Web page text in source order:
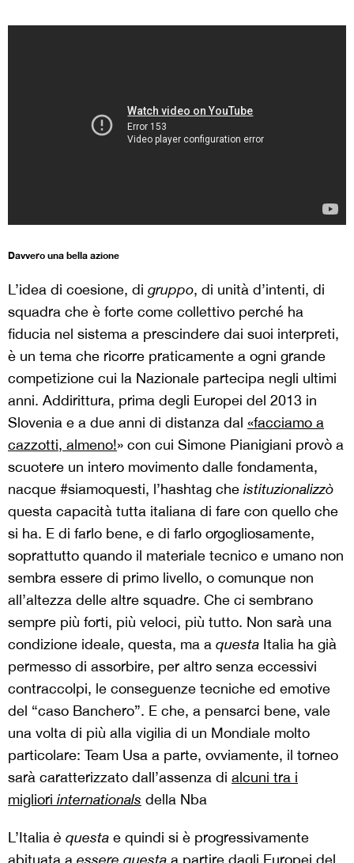
Davvero una bella azione
L’idea di coesione, di gruppo, di unità d’intenti, di
squadra che è forte come collettivo perché ha
fiducia nel sistema a prescindere dai suoi interpreti,
è un tema che ricorre praticamente a ogni grande
competizione cui la Nazionale partecipa negli ultimi
anni. Addirittura, prima degli Europei del 2013 in
Slovenia e a due anni di distanza dal «facciamo a
cazzotti, almeno!» con cui Simone Pianigiani provò a
scuotere un intero movimento dalle fondamenta,
nacque #siamoquesti, l’hashtag che istituzionalizzò
questa capacità tutta italiana di fare con quello che
si ha. E di farlo bene, e di farlo orgogliosamente,
soprattutto quando il materiale tecnico e umano non
sembra essere di primo livello, o comunque non
all’altezza delle altre squadre. Che ci sembrano
sempre più forti, più veloci, più tutto. Non sarà una
condizione ideale, questa, ma a questa Italia ha già
permesso di assorbire, per altro senza eccessivi
contraccolpi, le conseguenze tecniche ed emotive
del “caso Banchero”. E che, a pensarci bene, vale
una volta di più alla vigilia di un Mondiale molto
particolare: Team Usa a parte, ovviamente, il torneo
sarà caratterizzato dall’assenza di alcuni tra i
migliori internationals della Nba
L’Italia è questa e quindi si è progressivamente